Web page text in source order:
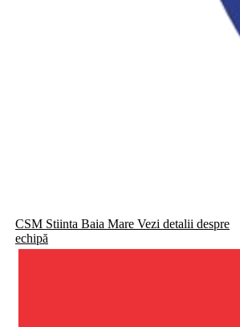
CSM Stiinta Baia Mare Vezi detalii despre
echipă